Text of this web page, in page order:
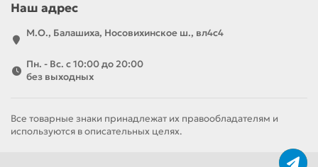
Наш адрес
М.О., Балашиха, Носовихинское ш., вл4с4
Пн. - Вс. с 10:00 до 20:00
без выходных
Все товарные знаки принадлежат их правообладателям и
используются в описательных целях.